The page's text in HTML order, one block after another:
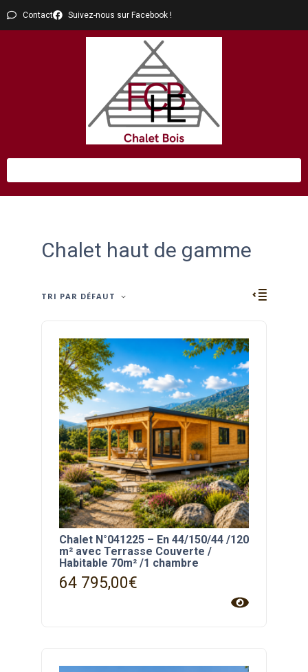
Contact Suivez-nous sur Facebook !
Chalet haut de gamme
TRI PAR DÉFAUT
Chalet N°041225 – En 44/150/44 /120
m² avec Terrasse Couverte /
Habitable 70m² /1 chambre
64 795,00€